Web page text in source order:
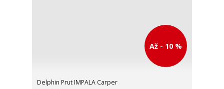
Až - 10 %
Delphin Prut IMPALA Carper